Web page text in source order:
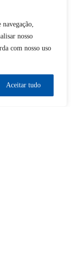
nosso
com nosso uso
Aceitar tudo